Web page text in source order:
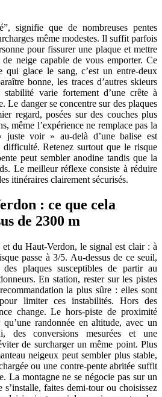
signifie que de nombreuses pentes
même modestes. Il suffit parfois
pour fissurer une plaque et mettre
neige capable de vous emporter. Ce
qui glace le sang, c’est un entre-deux
bonne, les traces d’autres skieurs
stabilité varie fortement d’une crête à
Le danger se concentre sur des plaques
regard, posées sur des couches plus
même l’expérience ne remplace pas la
juste voir » au-delà d’une balise est
Retenez surtout que le risque
peut sembler anodine tandis que la
Le meilleur réflexe consiste à réduire
itinéraires clairement sécurisés.
: ce que cela
de 2300 m
et du Haut-Verdon, le signal est clair : à
passe à 3/5. Au-dessus de ce seuil,
plaques susceptibles de partir au
En station, rester sur les pistes
la plus sûre : elles sont
limiter ces instabilités. Hors des
change. Le hors-piste de proximité
randonnée en altitude, avec un
des conversions mesurées et une
de surcharger un même point. Plus
neigeux peut sembler plus stable,
ou une contre-pente abritée suffit
La montagne ne se négocie pas sur un
faites demi-tour ou choisissez